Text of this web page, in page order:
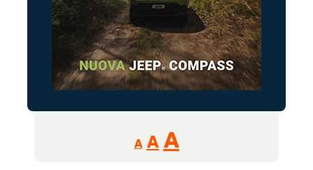
A
Reducir
tamaño
A Restablecer
AAumentar